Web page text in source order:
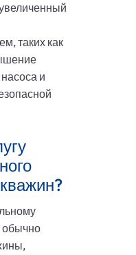
таких как
и
обычно